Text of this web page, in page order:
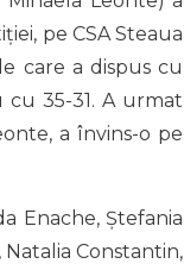
pe CSA Steaua
care a dispus cu
35-31. A urmat
a învins-o pe
Enache, Ștefania
Constantin,